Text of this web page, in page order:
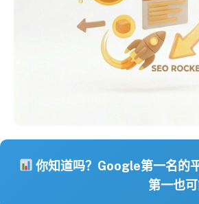
你知道吗？Google第一名的
第一也